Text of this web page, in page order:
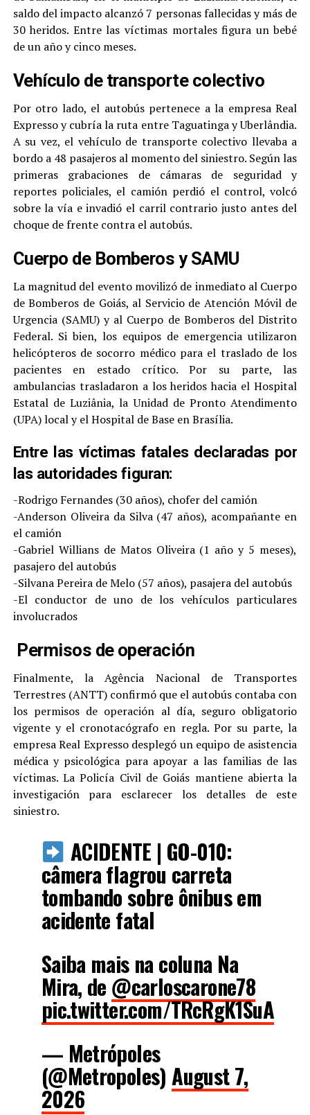
saldo del impacto alcanzó 7 personas fallecidas y más de
30 heridos. Entre las víctimas mortales figura un bebé
de un año y cinco meses.
Vehículo de transporte colectivo
Por otro lado, el autobús pertenece a la empresa Real
Expresso y cubría la ruta entre Taguatinga y Uberlândia.
A su vez, el vehículo de transporte colectivo llevaba a
bordo a 48 pasajeros al momento del siniestro. Según las
primeras grabaciones de cámaras de seguridad y
reportes policiales, el camión perdió el control, volcó
sobre la vía e invadió el carril contrario justo antes del
choque de frente contra el autobús.
Cuerpo de Bomberos y SAMU
La magnitud del evento movilizó de inmediato al Cuerpo
de Bomberos de Goiás, al Servicio de Atención Móvil de
Urgencia (SAMU) y al Cuerpo de Bomberos del Distrito
Federal. Si bien, los equipos de emergencia utilizaron
helicópteros de socorro médico para el traslado de los
pacientes en estado crítico. Por su parte, las
ambulancias trasladaron a los heridos hacia el Hospital
Estatal de Luziânia, la Unidad de Pronto Atendimento
(UPA) local y el Hospital de Base en Brasília.
Entre las víctimas fatales declaradas por
las autoridades figuran:
-Rodrigo Fernandes (30 años), chofer del camión
-Anderson Oliveira da Silva (47 años), acompañante en
el camión
-Gabriel Willians de Matos Oliveira (1 año y 5 meses),
pasajero del autobús
-Silvana Pereira de Melo (57 años), pasajera del autobús
-El conductor de uno de los vehículos particulares
involucrados
Permisos de operación
Finalmente, la Agência Nacional de Transportes
Terrestres (ANTT) confirmó que el autobús contaba con
los permisos de operación al día, seguro obligatorio
vigente y el cronotacógrafo en regla. Por su parte, la
empresa Real Expresso desplegó un equipo de asistencia
médica y psicológica para apoyar a las familias de las
víctimas. La Policía Civil de Goiás mantiene abierta la
investigación para esclarecer los detalles de este
siniestro.
ACIDENTE | GO-010:
câmera flagrou carreta
tombando sobre ônibus em
acidente fatal
Saiba mais na coluna Na
Mira, de @carloscarone78
pic.twitter.com/TRcRgK1SuA
— Metrópoles
(@Metropoles) August 7,
2026